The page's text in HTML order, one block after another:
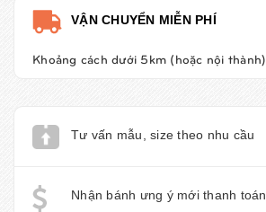
VẬN CHUYỂN MIỄN PHÍ
Khoảng cách dưới 5km (hoặc nội thành)
Tư vấn mẫu, size theo nhu cầu
Nhận bánh ưng ý mới thanh toán